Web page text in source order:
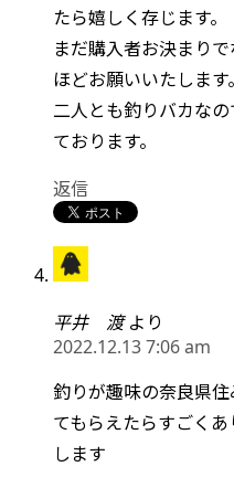
たら嬉しく存じます。
まだ購入者お決まり
ほどお願いいたします。
二人とも釣りバカな
ております。
返信
平井 渡 より
2022.12.13 7:06 am
釣りが趣味の奈良県
てもらえたらすごく
します